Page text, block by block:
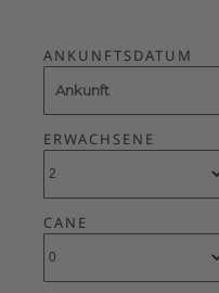
ANKUNFTSDATUM
Ankunft
ERWACHSENE
CANE